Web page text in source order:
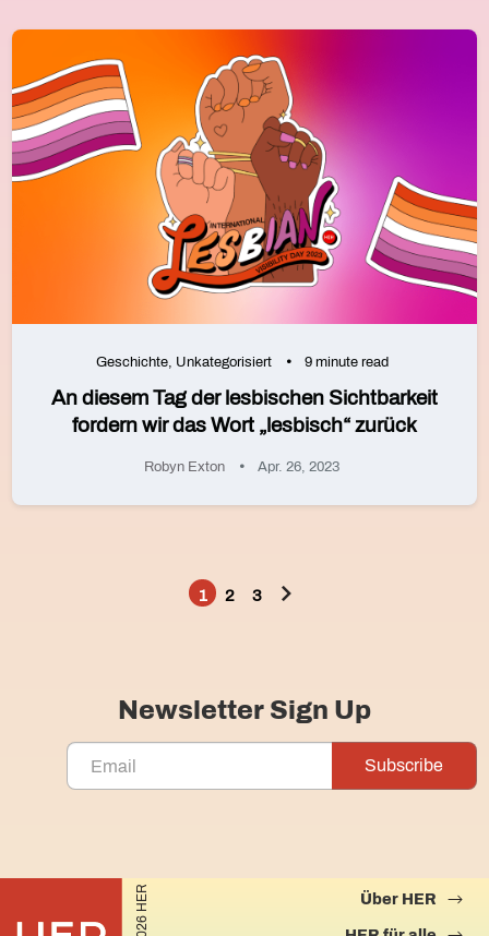
Geschichte, Unkategorisiert 9 minute read
An diesem Tag der lesbischen Sichtbarkeit
fordern wir das Wort „lesbisch“ zurück
Robyn Exton Apr. 26, 2023
Seitennummerierung
1 2 3
Newsletter Sign Up
©2026 HER Über HER